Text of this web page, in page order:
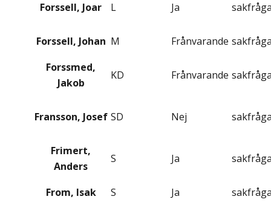
Forssell, Joar L Ja
Forssell, Johan M Frånvarande
Forssmed,
Jakob
KD Frånvarande
Fransson, Josef SD Nej
Frimert,
Anders
S Ja
From, Isak S Ja